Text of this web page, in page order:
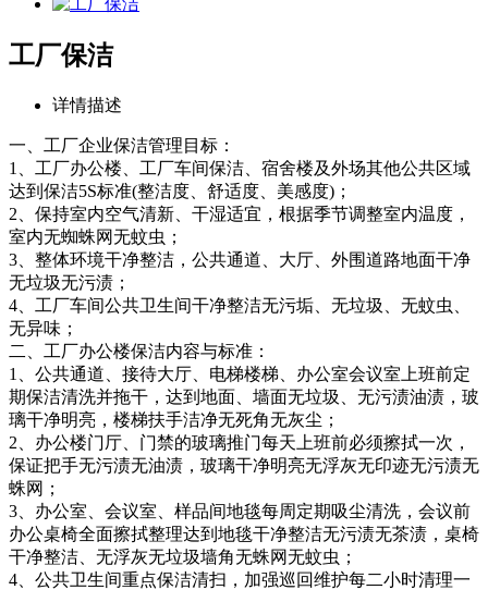
工厂保洁
详情描述
一、工厂企业保洁管理目标：
1、工厂办公楼、工厂车间保洁、宿舍楼及外场其他公共区域
达到保洁5S标准(整洁度、舒适度、美感度)；
2、保持室内空气清新、干湿适宜，根据季节调整室内温度，
室内无蜘蛛网无蚊虫；
3、整体环境干净整洁，公共通道、大厅、外围道路地面干净
无垃圾无污渍；
4、工厂车间公共卫生间干净整洁无污垢、无垃圾、无蚊虫、
无异味；
二、工厂办公楼保洁内容与标准：
1、公共通道、接待大厅、电梯楼梯、办公室会议室上班前定
期保洁清洗并拖干，达到地面、墙面无垃圾、无污渍油渍，玻
璃干净明亮，楼梯扶手洁净无死角无灰尘；
2、办公楼门厅、门禁的玻璃推门每天上班前必须擦拭一次，
保证把手无污渍无油渍，玻璃干净明亮无浮灰无印迹无污渍无
蛛网；
3、办公室、会议室、样品间地毯每周定期吸尘清洗，会议前
办公桌椅全面擦拭整理达到地毯干净整洁无污渍无茶渍，桌椅
干净整洁、无浮灰无垃圾墙角无蛛网无蚊虫；
4、公共卫生间重点保洁清扫，加强巡回维护每二小时清理一